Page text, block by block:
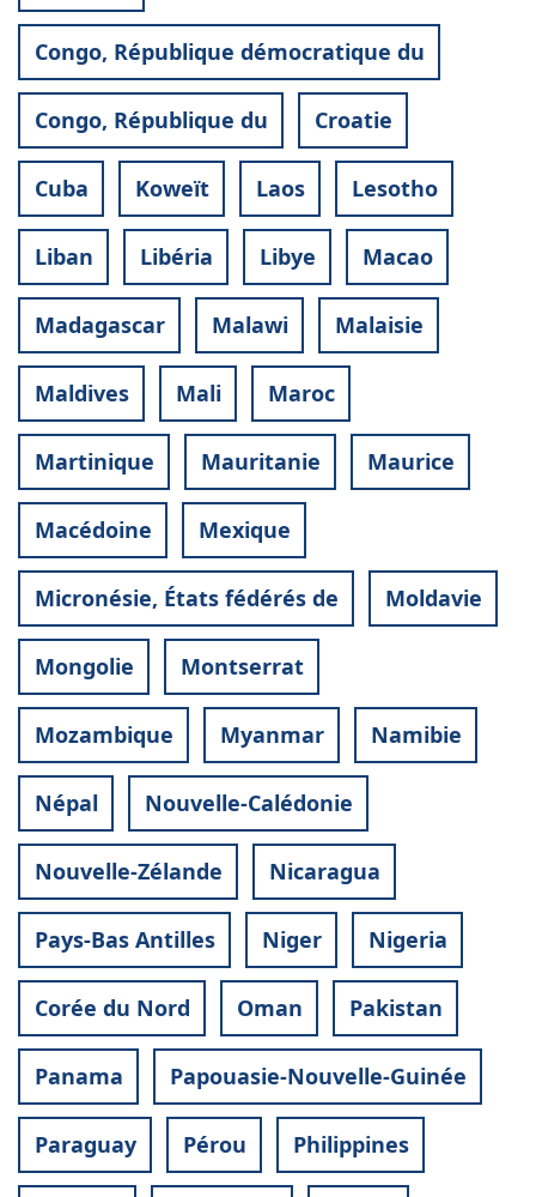
Congo, République démocratique du
Congo, République du Croatie
Cuba Koweït Laos Lesotho
Liban Libéria Libye Macao
Madagascar Malawi Malaisie
Maldives Mali Maroc
Martinique Mauritanie Maurice
Macédoine Mexique
Micronésie, États fédérés de Moldavie
Mongolie Montserrat
Mozambique Myanmar Namibie
Népal Nouvelle-Calédonie
Nouvelle-Zélande Nicaragua
Pays-Bas Antilles Niger Nigeria
Corée du Nord Oman Pakistan
Panama Papouasie-Nouvelle-Guinée
Paraguay Pérou Philippines